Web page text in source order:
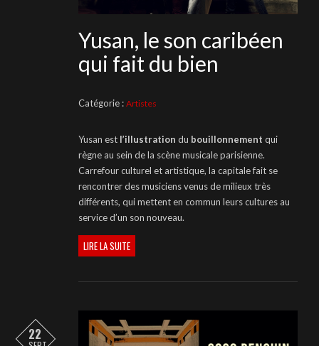
Yusan, le son caribéen
qui fait du bien
Catégorie : Artistes
Yusan est l’illustration du bouillonnement qui
règne au sein de la scène musicale parisienne.
Carrefour culturel et artistique, la capitale fait se
rencontrer des musiciens venus de milieux très
différents, qui mettent en commun leurs cultures au
service d’un son nouveau.
LIRE LA SUITE
22